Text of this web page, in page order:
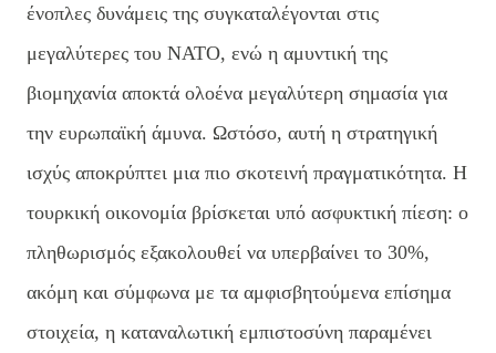
ένοπλες δυνάμεις της συγκαταλέγονται στις
μεγαλύτερες του ΝΑΤΟ, ενώ η αμυντική της
βιομηχανία αποκτά ολοένα μεγαλύτερη σημασία για
την ευρωπαϊκή άμυνα. Ωστόσο, αυτή η στρατηγική
ισχύς αποκρύπτει μια πιο σκοτεινή πραγματικότητα. Η
τουρκική οικονομία βρίσκεται υπό ασφυκτική πίεση: ο
πληθωρισμός εξακολουθεί να υπερβαίνει το 30%,
ακόμη και σύμφωνα με τα αμφισβητούμενα επίσημα
στοιχεία, η καταναλωτική εμπιστοσύνη παραμένει